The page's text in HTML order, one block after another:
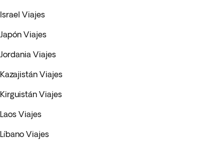
Israel Viajes
Japón Viajes
Jordania Viajes
Kazajistán Viajes
Kirguistán Viajes
Laos Viajes
Líbano Viajes